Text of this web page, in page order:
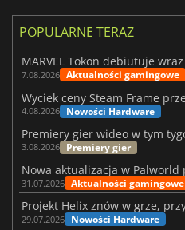
POPULARNE TERAZ
7.08.2026 Aktualności gamingowe
4.08.2026 Nowości Hardware
3.08.2026 Premiery gier
31.07.2026 Aktualności gamingowe
29.07.2026 Nowości Hardware